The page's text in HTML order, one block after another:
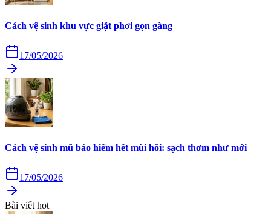
Cách vệ sinh khu vực giặt phơi gọn gàng
17/05/2026
Cách vệ sinh mũ bảo hiểm hết mùi hôi: sạch thơm như mới
17/05/2026
Bài viết hot